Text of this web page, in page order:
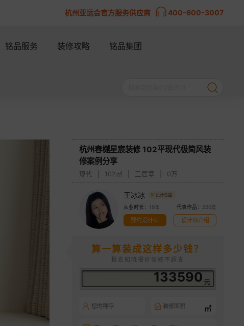
杭州亚运会官方服务供应商 400-600-3007
铭品服务 装修攻略 铭品集团
杭州春樾星宸装修 102平现代极简风装
修案例分享
现代 102㎡ 三居室 0万
王冰冰 设计总监
从业时长： 19年 代表作品： 220套
预约设计师 设计师介绍
算一算装成这样多少钱？
报名知晓报价装修不超支
123616
㎡